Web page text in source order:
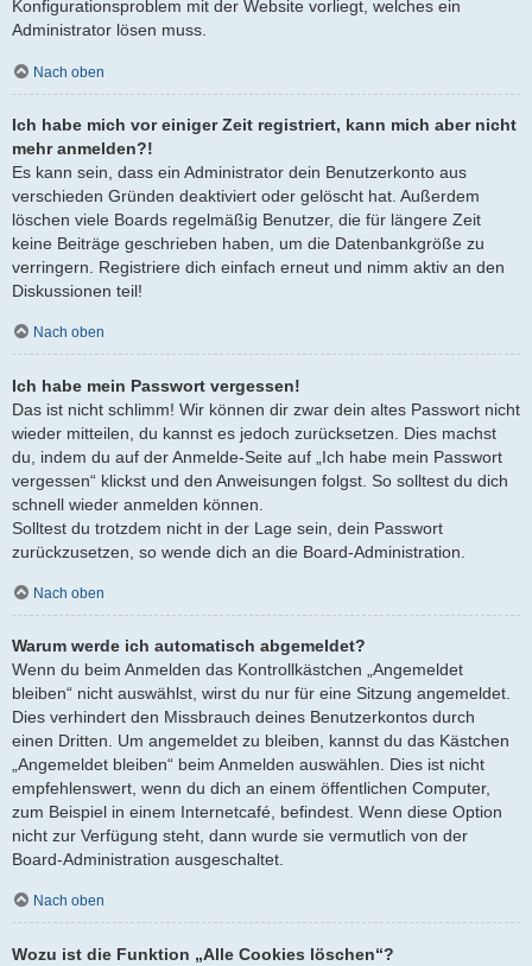
Konfigurationsproblem mit der Website vorliegt, welches ein
Administrator lösen muss.
Nach oben
Ich habe mich vor einiger Zeit registriert, kann mich aber nicht
mehr anmelden?!
Es kann sein, dass ein Administrator dein Benutzerkonto aus
verschieden Gründen deaktiviert oder gelöscht hat. Außerdem
löschen viele Boards regelmäßig Benutzer, die für längere Zeit
keine Beiträge geschrieben haben, um die Datenbankgröße zu
verringern. Registriere dich einfach erneut und nimm aktiv an den
Diskussionen teil!
Nach oben
Ich habe mein Passwort vergessen!
Das ist nicht schlimm! Wir können dir zwar dein altes Passwort nicht
wieder mitteilen, du kannst es jedoch zurücksetzen. Dies machst
du, indem du auf der Anmelde-Seite auf „Ich habe mein Passwort
vergessen“ klickst und den Anweisungen folgst. So solltest du dich
schnell wieder anmelden können.
Solltest du trotzdem nicht in der Lage sein, dein Passwort
zurückzusetzen, so wende dich an die Board-Administration.
Nach oben
Warum werde ich automatisch abgemeldet?
Wenn du beim Anmelden das Kontrollkästchen „Angemeldet
bleiben“ nicht auswählst, wirst du nur für eine Sitzung angemeldet.
Dies verhindert den Missbrauch deines Benutzerkontos durch
einen Dritten. Um angemeldet zu bleiben, kannst du das Kästchen
„Angemeldet bleiben“ beim Anmelden auswählen. Dies ist nicht
empfehlenswert, wenn du dich an einem öffentlichen Computer,
zum Beispiel in einem Internetcafé, befindest. Wenn diese Option
nicht zur Verfügung steht, dann wurde sie vermutlich von der
Board-Administration ausgeschaltet.
Nach oben
Wozu ist die Funktion „Alle Cookies löschen“?